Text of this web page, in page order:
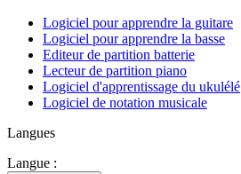
Logiciel pour apprendre la guitare
Logiciel pour apprendre la basse
Editeur de partition batterie
Lecteur de partition piano
Logiciel d'apprentissage du ukulélé
Logiciel de notation musicale
Langues
Langue :